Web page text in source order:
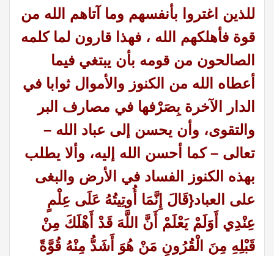
للذين اغتروا بأنفسهم وما آتاهم الله من
قوة فأهلكهم الله ، فهذا قارون لما كلمه
الصالحون من قومه بأن يبتغي فيما
أعطاه الله من الكنوز والأموال ثوابا في
الدار الآخرة بِصَرْفها في مصارف البر
والتقوى، وأن يحسن إلى عباد الله –
تعالى – كما أحسن الله إليه، وألا يطلب
بهذه الكنوز الفساد في الأرض والبغى
على العباد{قَالَ إِنَّمَا أُوتِيتُهُ عَلَى عِلْمٍ
عِنْدِي أَوَلَمْ يَعْلَمْ أَنَّ اللَّهَ قَدْ أَهْلَكَ مِنْ
قَبْلِهِ مِنَ الْقُرُونِ مَنْ هُوَ أَشَدُّ مِنْهُ قُوَّةً